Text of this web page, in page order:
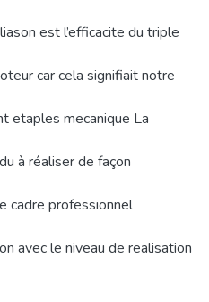
est l’efficacite du triple
car cela signifiait notre
etaples mecanique La
à réaliser de façon
cadre professionnel
avec le niveau de realisation